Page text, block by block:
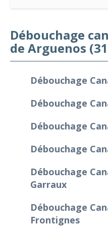
Débouchage
de Arguenos
Débouchage
Débouchage
Débouchage
Débouchage
Débouchage
Garraux
Débouchage
Frontignes